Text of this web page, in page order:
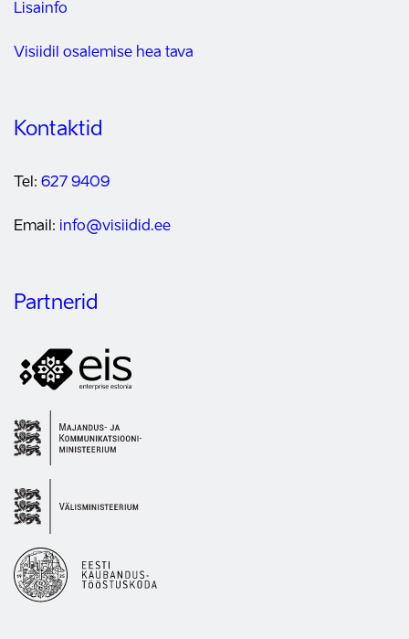
Lisainfo
Visiidil osalemise hea tava
Kontaktid
Tel: 627 9409
Email: info@visiidid.ee
Partnerid